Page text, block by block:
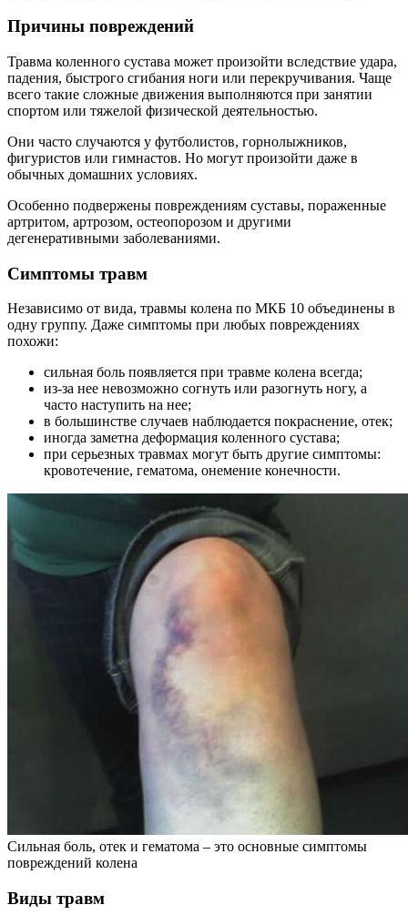
Причины повреждений
Травма коленного сустава может произойти вследствие удара,
падения, быстрого сгибания ноги или перекручивания. Чаще
всего такие сложные движения выполняются при занятии
спортом или тяжелой физической деятельностью.
Они часто случаются у футболистов, горнолыжников,
фигуристов или гимнастов. Но могут произойти даже в
обычных домашних условиях.
Особенно подвержены повреждениям суставы, пораженные
артритом, артрозом, остеопорозом и другими
дегенеративными заболеваниями.
Симптомы травм
Независимо от вида, травмы колена по МКБ 10 объединены в
одну группу. Даже симптомы при любых повреждениях
похожи:
сильная боль появляется при травме колена всегда;
из-за нее невозможно согнуть или разогнуть ногу, а
часто наступить на нее;
в большинстве случаев наблюдается покраснение, отек;
иногда заметна деформация коленного сустава;
при серьезных травмах могут быть другие симптомы:
кровотечение, гематома, онемение конечности.
Сильная боль, отек и гематома – это основные симптомы
повреждений колена
Виды травм